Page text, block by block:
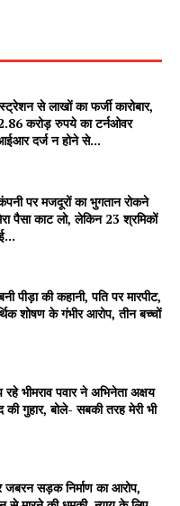
से लाखों का फर्जी कारोबार,
करोड़ रुपये का टर्नओवर
दर्ज न होने से...
पर मजदूरों का भुगतान रोकने
पैसा काट लो, लेकिन 23 श्रमिकों
पीड़ा की कहानी, पति पर मारपीट,
शोषण के गंभीर आरोप, तीन बच्चों
भीमराव पवार ने अभिनेता अक्षय
गुहार, बोले- सबकी तरह मेरी भी
जबरन सड़क निर्माण का आरोप,